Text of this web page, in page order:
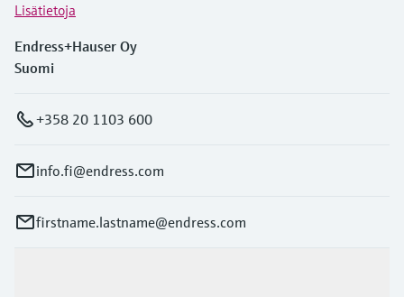
Lisätietoja
Endress+Hauser Oy
Suomi
+358 20 1103 600
info.fi@endress.com
firstname.lastname@endress.com